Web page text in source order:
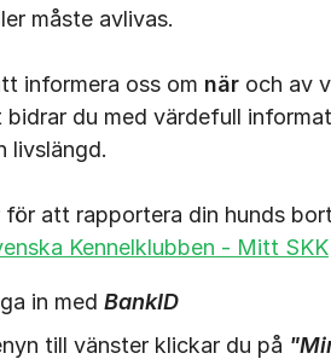
måste avlivas.
informera oss om när och av
du med värdefull
livslängd.
för att rapportera din hunds
Kennelklubben - Mitt SKK
in med BankID
till vänster klickar du på